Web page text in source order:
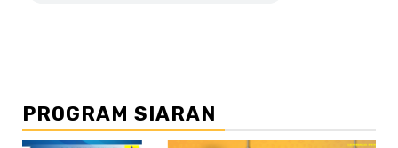
PROGRAM SIARAN